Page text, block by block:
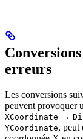
erreurs
Les conversions
peuvent provoquer
XCoordinate →
YCoordinate, peut